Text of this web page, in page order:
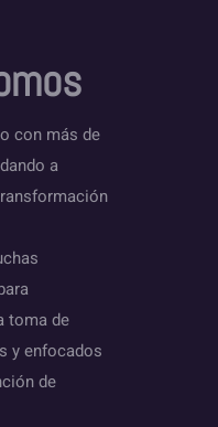
con más de
a
toma de
y enfocados
de